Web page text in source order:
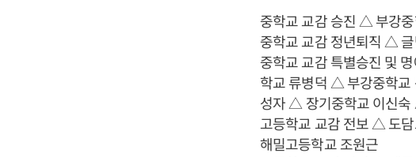
중학교 교감 승진 △ 부강
중학교 교감 정년퇴직 △
중학교 교감 특별승진 및
학교 류병덕 △ 부강중학
성자 △ 장기중학교 이신
고등학교 교감 전보 △ 도
해밀고등학교 조원근